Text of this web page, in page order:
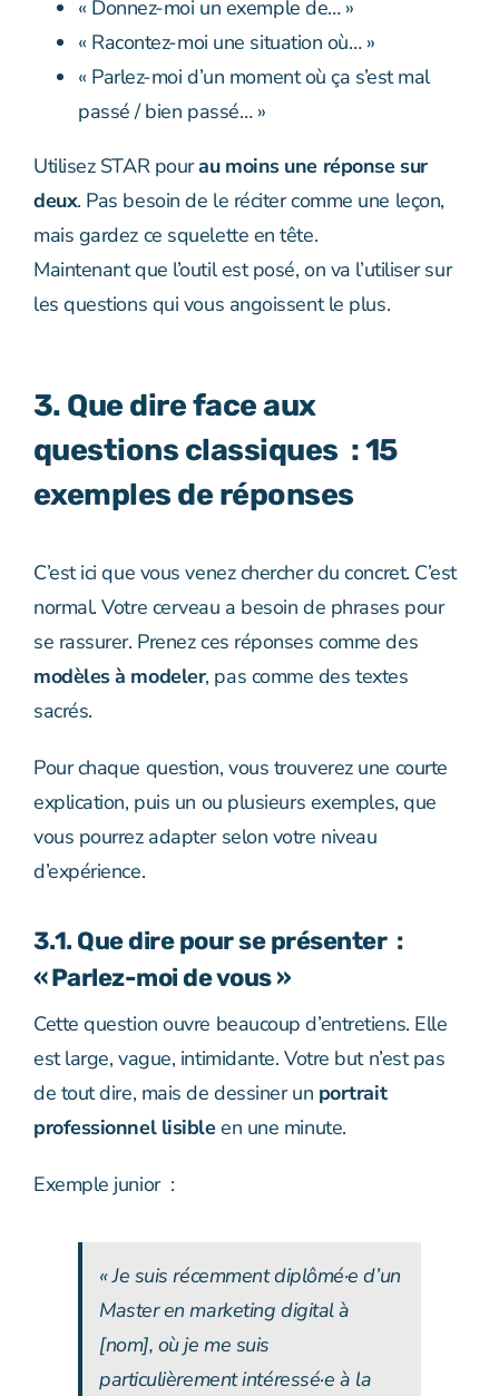
« Donnez-moi un exemple de… »
« Racontez-moi une situation où… »
« Parlez-moi d’un moment où ça s’est mal
passé / bien passé… »
Utilisez STAR pourau moins une réponse sur
deux. Pas besoin de le réciter comme une leçon,
mais gardez ce squelette en tête.
Maintenant que l’outil est posé, on va l’utiliser sur
les questions qui vous angoissent le plus.
3. Que dire face aux
questions classiques : 15
exemples de réponses
C’est ici que vous venez chercher du concret. C’est
normal. Votre cerveau a besoin de phrases pour
se rassurer. Prenez ces réponses comme des
modèles à modeler, pas comme des textes
sacrés.
Pour chaque question, vous trouverez une courte
explication, puis un ou plusieurs exemples, que
vous pourrez adapter selon votre niveau
d’expérience.
3.1. Que dire pour se présenter :
« Parlez-moi de vous »
Cette question ouvre beaucoup d’entretiens. Elle
est large, vague, intimidante. Votre but n’est pas
de tout dire, mais de dessiner un portrait
professionnel lisibleen une minute.
Exemple junior :
« Je suis récemment diplômé·e d’un
Master en marketing digital à
[nom], où je me suis
particulièrement intéressé·e à la